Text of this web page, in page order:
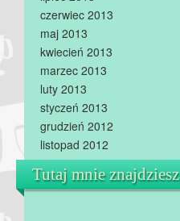
czerwiec 2013
maj 2013
kwiecień 2013
marzec 2013
luty 2013
styczeń 2013
grudzień 2012
listopad 2012
Tutaj mnie znajdziesz